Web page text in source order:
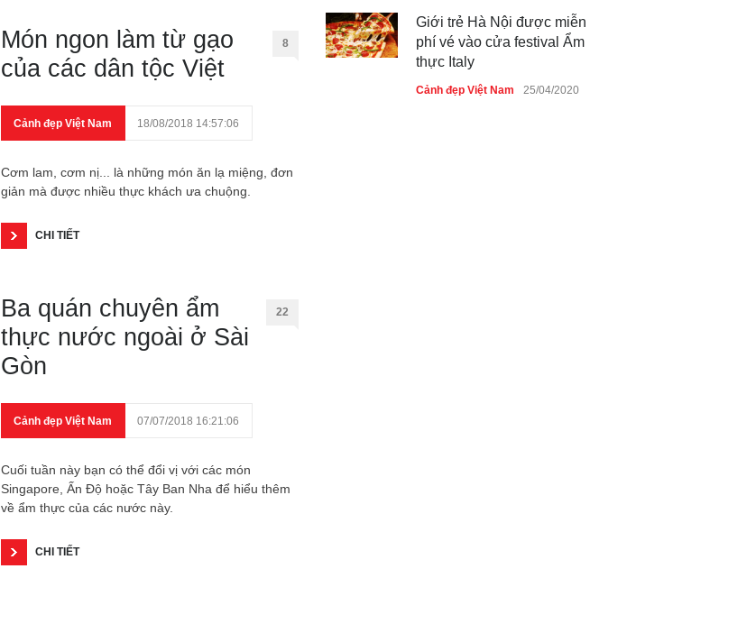
Món ngon làm từ gạo
của các dân tộc Việt
8
Cảnh đẹp Việt Nam 18/08/2018 14:57:06
Cơm lam, cơm nị... là những món ăn lạ miệng, đơn
giản mà được nhiều thực khách ưa chuộng.
CHI TIẾT
Ba quán chuyên ẩm
thực nước ngoài ở Sài
Gòn
22
Cảnh đẹp Việt Nam 07/07/2018 16:21:06
Cuối tuần này bạn có thể đổi vị với các món
Singapore, Ấn Độ hoặc Tây Ban Nha để hiểu thêm
về ẩm thực của các nước này.
CHI TIẾT
Giới trẻ Hà Nội được miễn
phí vé vào cửa festival Ẩm
thực Italy
Cảnh đẹp Việt Nam 25/04/2020